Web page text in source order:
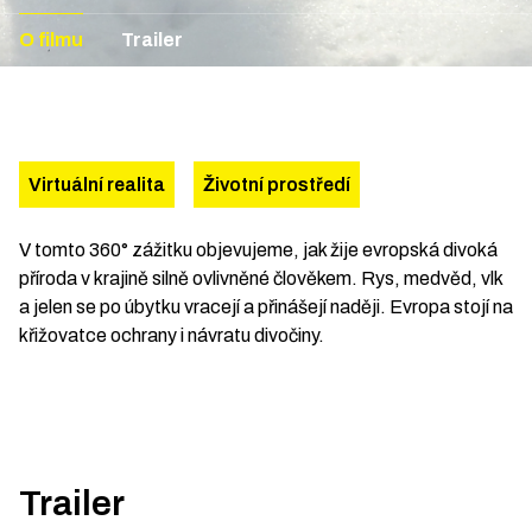
návratu divočiny.
O filmu Trailer
Virtuální realita Životní prostředí
V tomto 360° zážitku objevujeme, jak žije evropská divoká
příroda v krajině silně ovlivněné člověkem. Rys, medvěd, vlk
a jelen se po úbytku vracejí a přinášejí naději. Evropa stojí na
křižovatce ochrany i návratu divočiny.
Trailer